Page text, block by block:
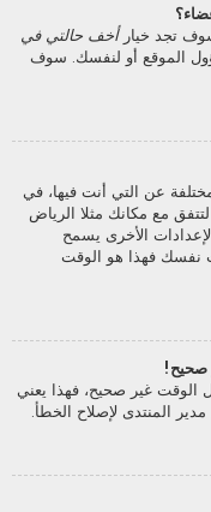
تجد خيارأخف حالتي في
الموقع أو لنفسك. سوف
عن التي أنت فيها، في
مع مكانك مثلا الرياض
الأخرى يسمح
نفسك فهذا هو الوقت
صحيح!
الوقت غير صحيح، فهذا يعني
المنتدى لإصلاح الخطأ.